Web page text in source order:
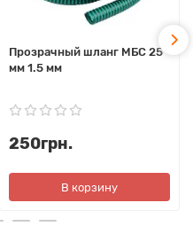
Прозрачный шланг МБС 25
мм 1.5 мм
250грн.
В корзину